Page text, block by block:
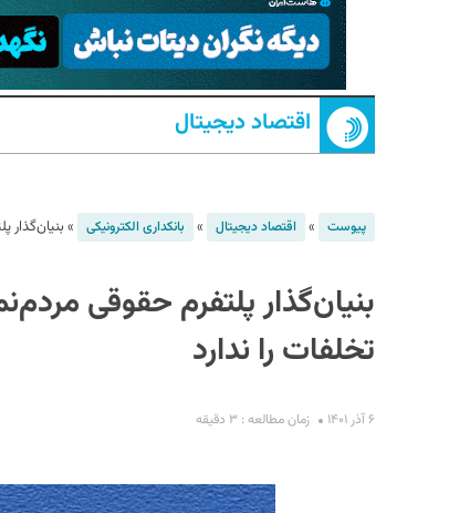
اقتصاد دیجیتال
پیوست » اقتصاد دیجیتال » بانکداری الکترونیکی »بنیان‌گذار
بنیان‌گذار پلتفرم حقوقی
تخلفات را ندارد
۶ آذر ۱۴۰۱ زمان مطالعه : ۳ دقیقه